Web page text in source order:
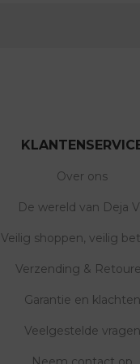
Over ons
De wereld van Deja
Veilig shoppen, veilig
Verzending &
Garantie en klachten
Veelgestelde vragen